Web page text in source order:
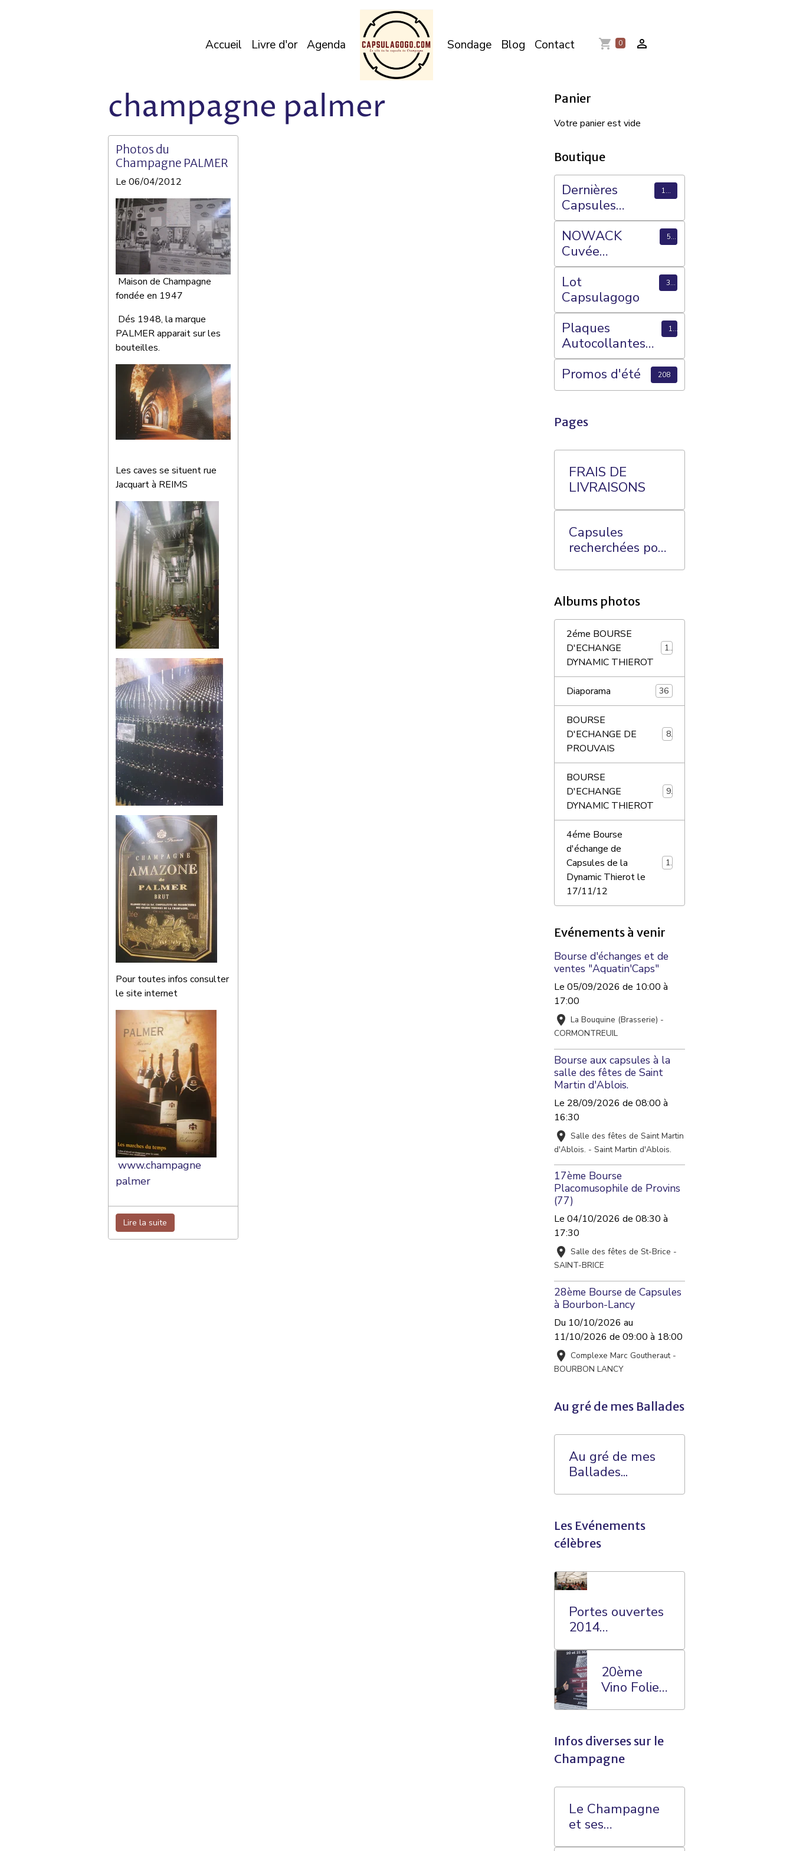
Accueil Livre d'or Agenda Sondage Blog Contact 0
champagne palmer
Photos du
Champagne PALMER
Le 06/04/2012
Maison de Champagne
fondée en 1947
Dés 1948, la marque
PALMER apparait sur les
bouteilles.
Les caves se situent rue
Jacquart à REIMS
Pour toutes infos consulter
le site internet
www.champagne
palmer
Lire la suite
Panier
Votre panier est vide
Boutique
Dernières
Capsules
ajoutées
1769
NOWACK
Cuvée
Anniversaire de
Mariage
56
Lot
Capsulagogo
3
Plaques
Autocollantes
CAPSULAGOG
O (Megastok) et
Plateaux 70
15
Promos d'été 208
Pages
FRAIS DE
LIVRAISONS
Capsules
recherchées pour
Albums photos
2éme BOURSE
D'ECHANGE
DYNAMIC THIEROT
18
Diaporama 36
BOURSE
D'ECHANGE DE
PROUVAIS
8
BOURSE
D'ECHANGE
DYNAMIC THIEROT
9
4éme Bourse
d'échange de
Capsules de la
Dynamic Thierot le
17/11/12
10
Evénements à venir
Bourse d'échanges et de
ventes "Aquatin'Caps"
Le 05/09/2026 de 10:00 à
17:00
La Bouquine (Brasserie) -
CORMONTREUIL
Bourse aux capsules à la
salle des fêtes de Saint
Martin d'Ablois.
Le 28/09/2026 de 08:00 à
16:30
Salle des fêtes de Saint Martin
d'Ablois. - Saint Martin d'Ablois.
17ème Bourse
Placomusophile de Provins
(77)
Le 04/10/2026 de 08:30 à
17:30
Salle des fêtes de St-Brice -
SAINT-BRICE
28ème Bourse de Capsules
à Bourbon-Lancy
Du 10/10/2026 au
11/10/2026 de 09:00 à 18:00
Complexe Marc Goutheraut -
BOURBON LANCY
Au gré de mes Ballades
Au gré de mes
Ballades...
Les Evénements
célèbres
Portes ouvertes
2014
William
SAINTOT
20ème
Vino Folies
Infos diverses sur le
Champagne
Le Champagne
et ses